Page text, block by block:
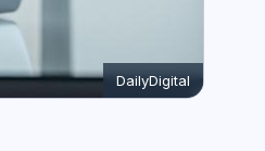
DailyDigital